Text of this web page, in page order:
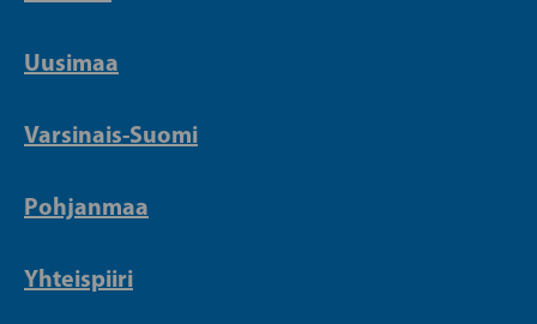
Uusimaa
Varsinais-Suomi
Pohjanmaa
Yhteispiiri